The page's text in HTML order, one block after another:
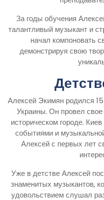
За годы обучения
талантливый музыкант и
начал компоновать
демонстрируя свою
Алексей Экимян родился
Украины. Он провел
историческом городе.
событиями и
Алексей с первых лет
Уже в детстве Алексей
знаменитых музыкантов,
удовольствием слушал